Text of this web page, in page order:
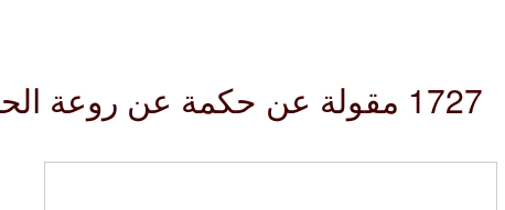
1727 مقولة عن حكمة عن روعة الحب :